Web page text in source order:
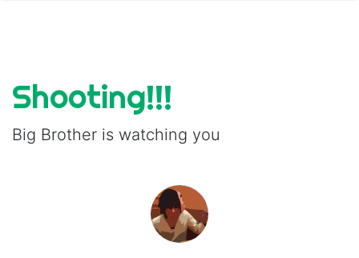
Shooting!!!
Big Brother is watching you